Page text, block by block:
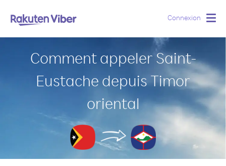
Connexion
Comment appeler Saint-
Eustache depuis Timor
oriental